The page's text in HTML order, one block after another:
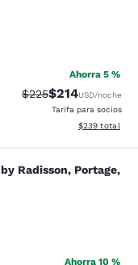
Bueno. 21 reseñas
Ahorra 5 %
Precio tachado:
$225Precio con
$214USD/noche
Tarifa para socios
Ver detalles
$239 total
Radisson,
Radisson, Portage,
Bueno. 425 reseñas
Ahorra 10 %